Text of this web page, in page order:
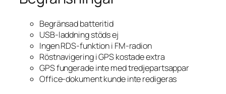
Begränsad batteritid
USB-laddning stöds ej
Ingen RDS-funktion i FM-radion
Röstnavigering i GPS kostade extra
GPS fungerade inte med tredjepartsappar
Office-dokument kunde inte redigeras